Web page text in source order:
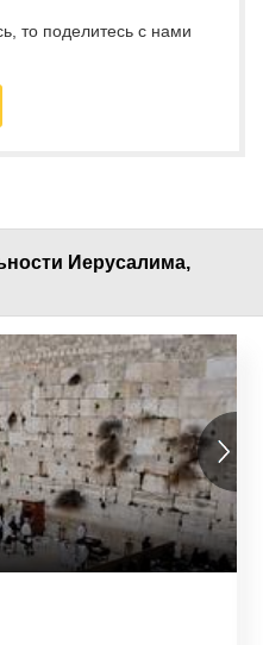
то поделитесь с нами
Иерусалима,